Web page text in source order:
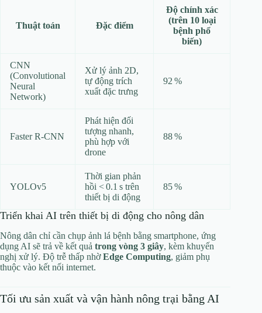
Thuật toán Đặc điểm
Độ chính xác
(trên 10 loại
bệnh phổ
biến)
CNN
(Convolutional
Neural
Network)
Xử lý ảnh 2D,
tự động trích
xuất đặc trưng
92 %
Faster R-CNN
Phát hiện đối
tượng nhanh,
phù hợp với
drone
88 %
YOLOv5
Thời gian phản
hồi < 0.1 s trên
thiết bị di động
85 %
Triển khai AI trên thiết bị di động cho nông dân
Nông dân chỉ cần chụp ảnh lá bệnh bằng smartphone, ứng
dụng AI sẽ trả về kết quả trong vòng 3 giây, kèm khuyến
nghị xử lý. Độ trễ thấp nhờEdge Computing, giảm phụ
thuộc vào kết nối internet.
Tối ưu sản xuất và vận hành nông trại bằng AI